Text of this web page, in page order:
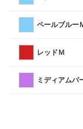
ペールブルー
レッドＭ
ミディアムパ